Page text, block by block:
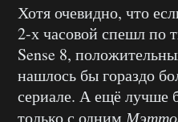
Хотя очевидно, что
2-х часовой спешл по
Sense 8,
нашлось бы гораздо
сериале. А ещё лучше
только с одним